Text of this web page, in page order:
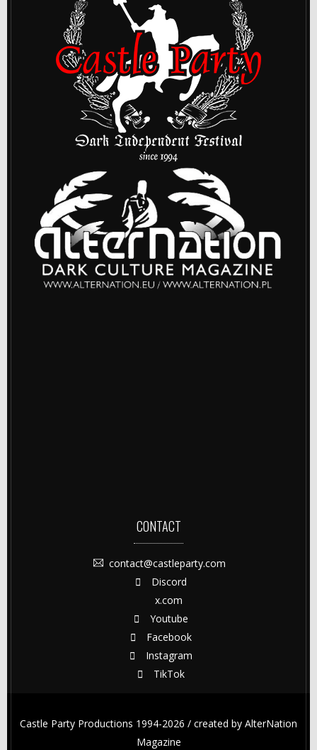
CONTACT
contact@castleparty.com
Discord
x.com
Youtube
Facebook
Instagram
TikTok
Castle Party Productions 1994-2026 / created by AlterNation
Magazine